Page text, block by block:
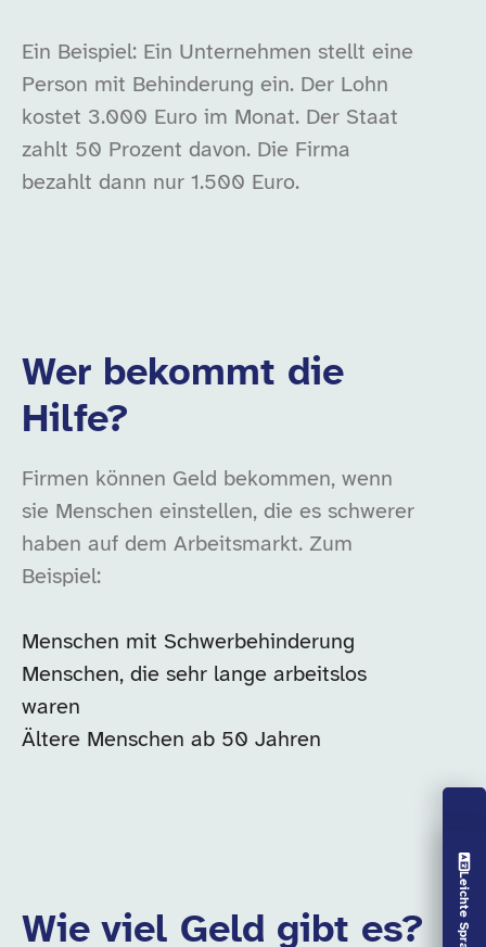
Vorlesen aus
Ein Beispiel: Ein Unternehmen stellt eine
Person mit Behinderung ein. Der Lohn
kostet 3.000 Euro im Monat. Der Staat
zahlt 50 Prozent davon. Die Firma
bezahlt dann nur 1.500 Euro.
Wer bekommt die
Hilfe?
Firmen können Geld bekommen, wenn
sie Menschen einstellen, die es schwerer
haben auf dem Arbeitsmarkt. Zum
Beispiel:
Menschen mit Schwerbehinderung
Menschen, die sehr lange arbeitslos
waren
Ältere Menschen ab 50 Jahren
Wie viel Geld gibt es?